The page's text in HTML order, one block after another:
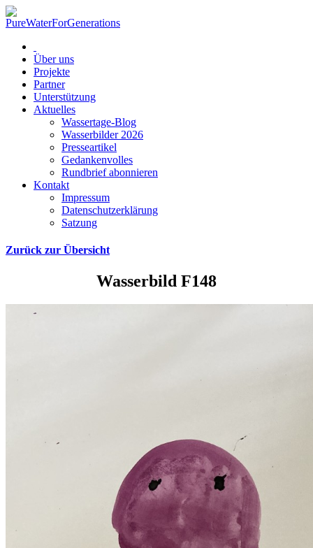
Über uns
Projekte
Partner
Unterstützung
Aktuelles
Wassertage-Blog
Wasserbilder 2026
Presseartikel
Gedankenvolles
Rundbrief abonnieren
Kontakt
Impressum
Datenschutzerklärung
Satzung
Zurück zur Übersicht
Wasserbild F148